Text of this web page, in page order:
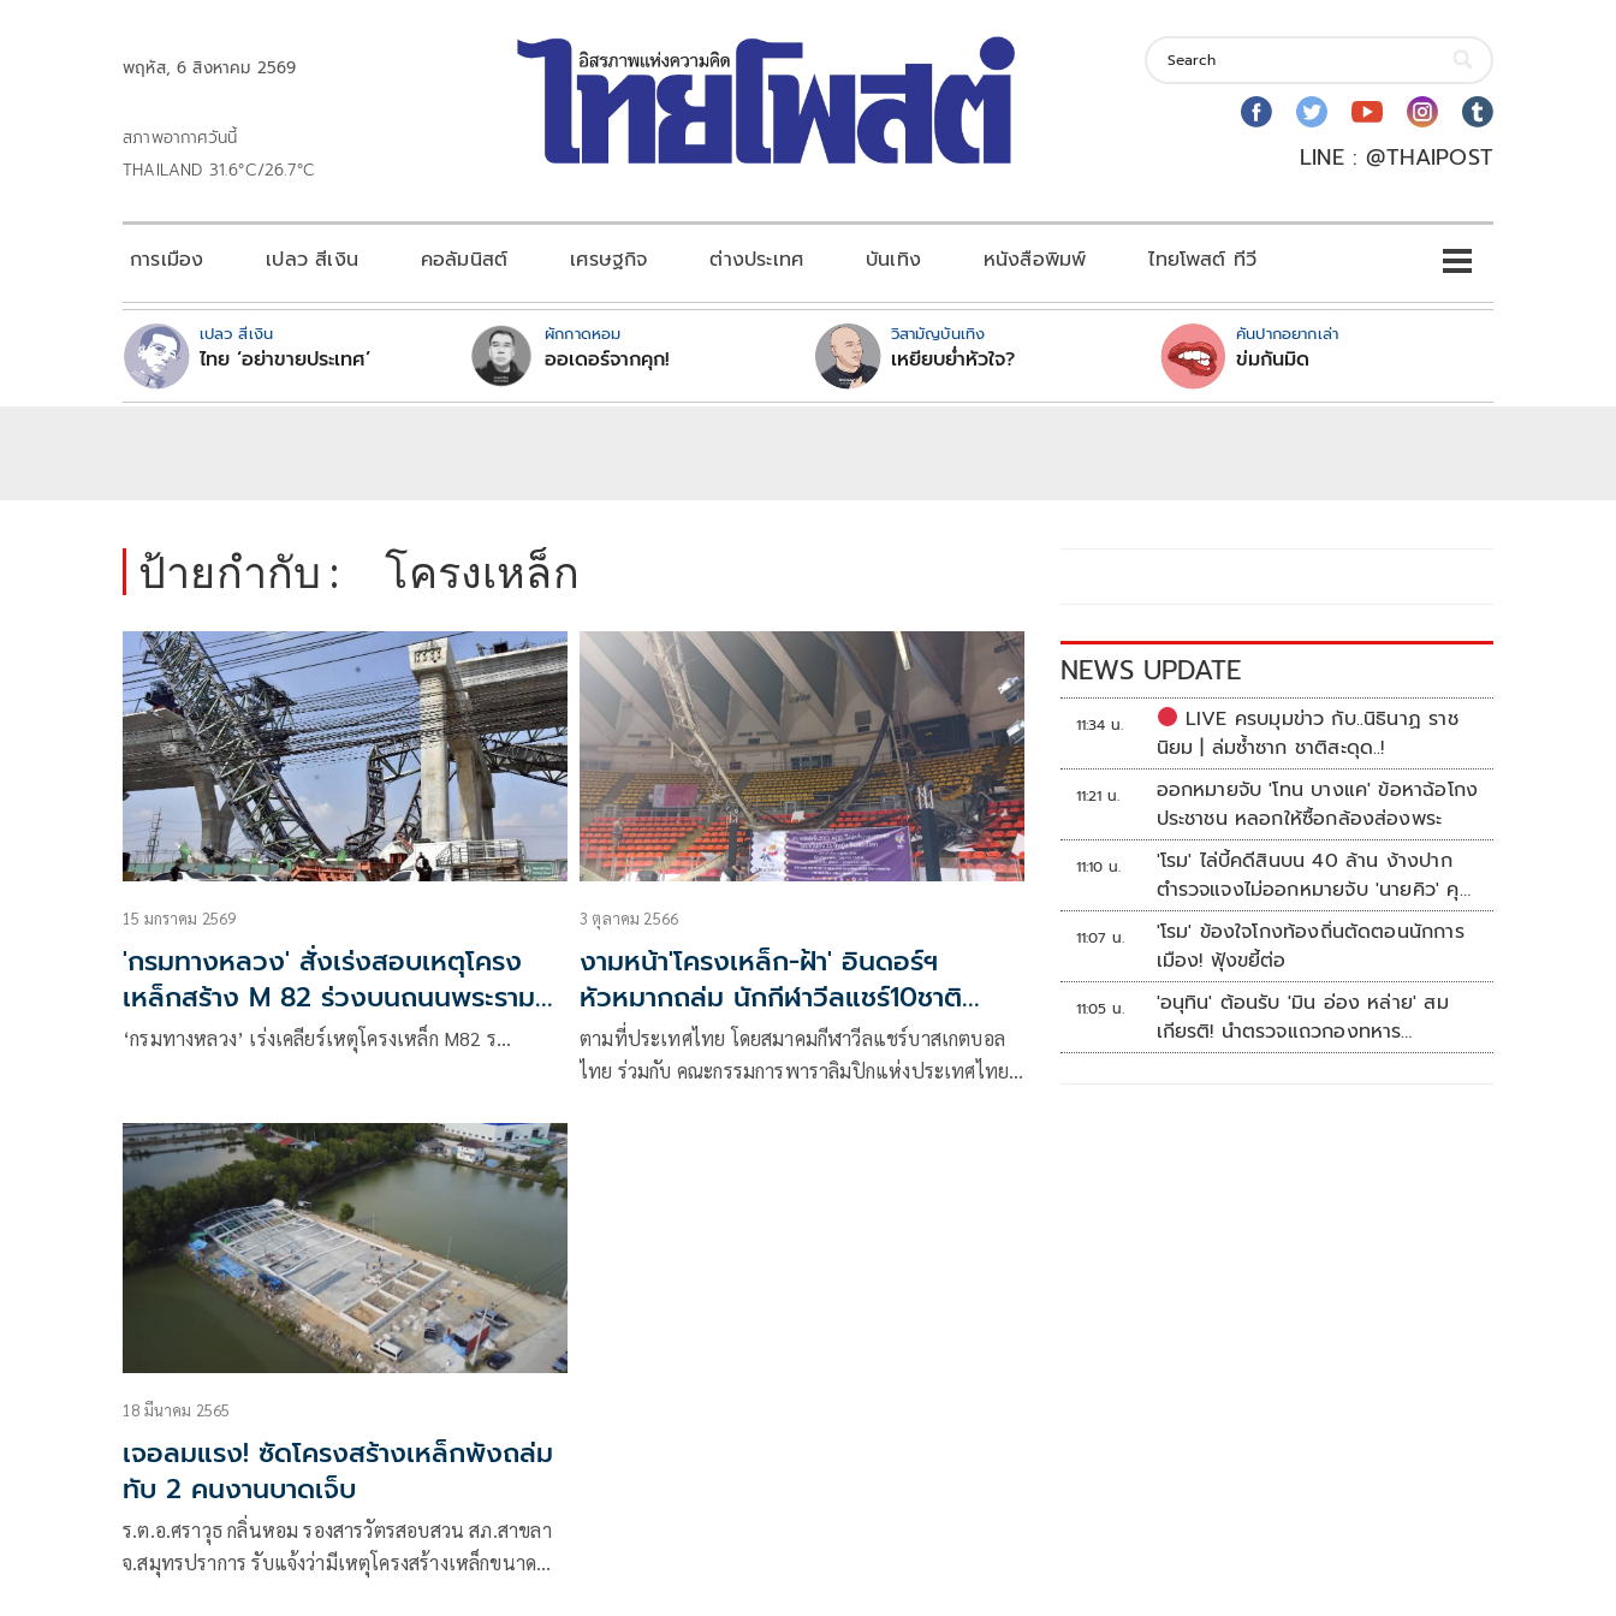
พฤหัส, 6 สิงหาคม 2569
สภาพอากาศวันนี้
THAILAND 31.6°C/26.7°C
LINE : @THAIPOST
การเมือง เปลว สีเงิน คอลัมนิสต์ เศรษฐกิจ ต่างประเทศ บันเทิง หนังสือพิมพ์ ไทยโพสต์ ทีวี
เปลว สีเงิน
ไทย ‘อย่าขายประเทศ’
ผักกาดหอม
ออเดอร์จากคุก!
วิสามัญบันเทิง
เหยียบย่ำหัวใจ?
คันปากอยากเล่า
ข่มกันมิด
ป้ายกำกับ : โครงเหล็ก
15 มกราคม 2569
'กรมทางหลวง' สั่งเร่งสอบเหตุโครง
เหล็กสร้าง M 82 ร่วงบนถนนพระราม
สอง
‘กรมทางหลวง’ เร่งเคลียร์เหตุโครงเหล็ก M82 ร…
3 ตุลาคม 2566
งามหน้า'โครงเหล็ก-ฝ้า' อินดอร์ฯ
หัวหมากถล่ม นักกีฬาวีลแชร์10ชาติ
กระเจิง
ตามที่ประเทศไทย โดยสมาคมกีฬาวีลแชร์บาสเกตบอล
ไทย ร่วมกับ คณะกรรมการพาราลิมปิกแห่งประเทศไทย
18 มีนาคม 2565
เจอลมแรง! ซัดโครงสร้างเหล็กพังถล่ม
ทับ 2 คนงานบาดเจ็บ
ร.ต.อ.ศราวุธ กลิ่นหอม รองสารวัตรสอบสวน สภ.สาขลา
จ.สมุทรปราการ รับแจ้งว่ามีเหตุโครงสร้างเหล็กขนาด
NEWS UPDATE
11:34 น.
LIVE ครบมุมข่าว กับ..นิธินาฏ ราช
นิยม | ล่มซ้ำซาก ชาติสะดุด..!
11:21 น.
ออกหมายจับ 'โทน บางแค' ข้อหาฉ้อโกง
ประชาชน หลอกให้ซื้อกล้องส่องพระ
11:10 น.
'โรม' ไล่บี้คดีสินบน 40 ล้าน ง้างปาก
ตำรวจแจงไม่ออกหมายจับ 'นายคิว' คุม
เว็บพนัน
11:07 น.
'โรม' ข้องใจโกงท้องถิ่นตัดตอนนักการ
เมือง! ฟุ้งขยี้ต่อ
11:05 น.
'อนุทิน' ต้อนรับ 'มิน อ่อง หล่าย' สม
เกียรติ! นำตรวจแถวกองทหาร
เกียรติยศ